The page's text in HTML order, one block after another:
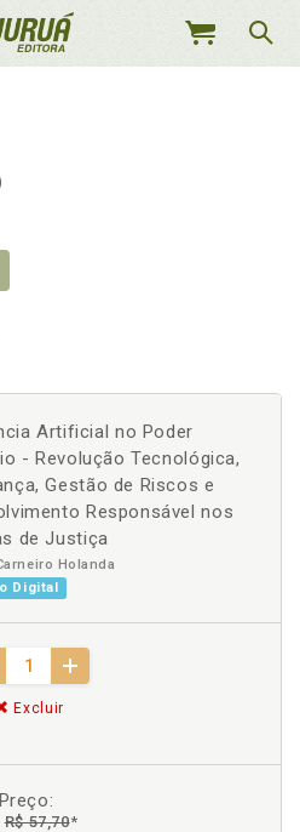
MEU
Artificial no Poder
- Revolução Tecnológica,
Gestão de Riscos e
Responsável nos
de Justiça
Holanda
Digital
Excluir
Preço:
R$ 57,70*